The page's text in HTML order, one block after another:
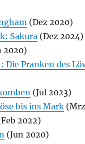
(Dez 2020)
Sakura (Dez 2024)
2020)
Die Pranken des
(Jul 2023)
bis ins Mark
2022)
(Jun 2020)